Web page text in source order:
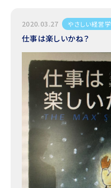
2020.03.27 やさしい経営学
仕事は楽しいかね？